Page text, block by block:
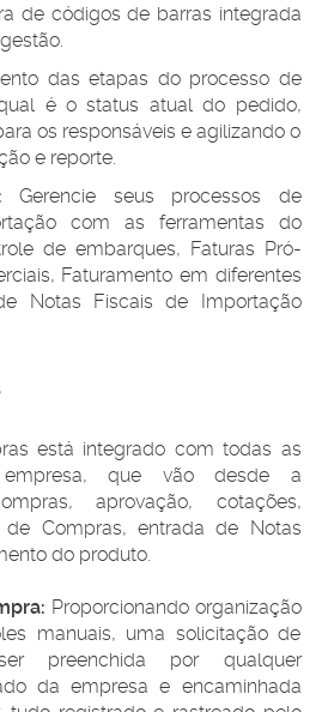
de códigos de barras integrada
das etapas do processo de
é o status atual do pedido,
os responsáveis e agilizando o
e reporte.
Gerencie seus processos de
com as ferramentas do
de embarques, Faturas Pró-
Faturamento em diferentes
Notas Fiscais de Importação
está integrado com todas as
empresa, que vão desde a
aprovação, cotações,
Compras, entrada de Notas
do produto.
Proporcionando organização
manuais, uma solicitação de
preenchida por qualquer
da empresa e encaminhada